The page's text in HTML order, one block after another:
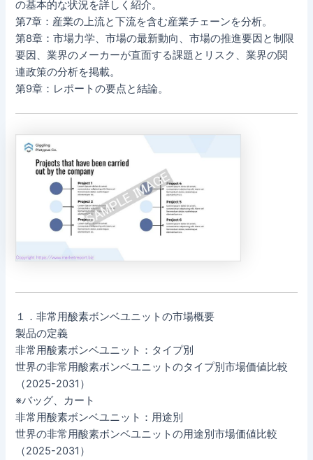
の基本的な状況を詳しく紹介。
第7章：産業の上流と下流を含む産業チェーンを分析。
第8章：市場力学、市場の最新動向、市場の推進要因と制限
要因、業界のメーカーが直面する課題とリスク、業界の関
連政策の分析を掲載。
第9章：レポートの要点と結論。
１．非常用酸素ボンベユニットの市場概要
製品の定義
非常用酸素ボンベユニット：タイプ別
世界の非常用酸素ボンベユニットのタイプ別市場価値比較
（2025-2031）
※バッグ、カート
非常用酸素ボンベユニット：用途別
世界の非常用酸素ボンベユニットの用途別市場価値比較
（2025-2031）